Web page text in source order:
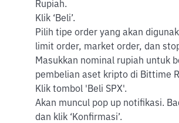
Rupiah.
Klik ‘Beli’.
Pilih tipe order yang akan
limit order, market order, dan
Masukkan nominal rupiah untuk
pembelian aset kripto di Bittime
Klik tombol 'Beli SPX'.
Akan muncul pop up notifikasi.
dan klik ‘Konfirmasi’.